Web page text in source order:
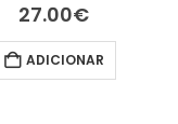
27.00€
ADICIONAR